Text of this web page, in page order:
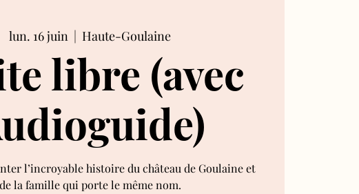
lun. 16 juin
  |
Haute-Goulaine
libre (avec
l’incroyable histoire du château de Goulaine et
de la famille qui porte le même nom.